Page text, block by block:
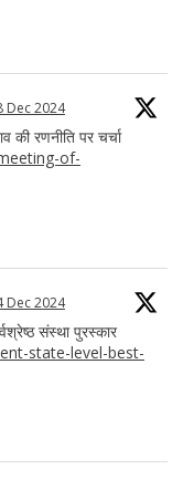
Dec 2024
की रणनीति पर चर्चा
of-
Dec 2024
संस्था पुरस्कार
state-level-best-